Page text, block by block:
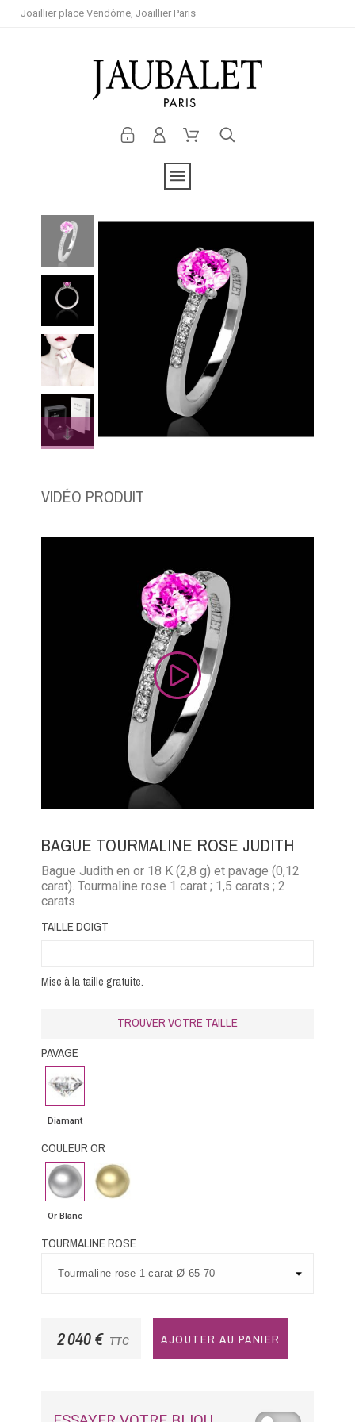
Joaillier place Vendôme, Joaillier Paris
VIDÉO PRODUIT
BAGUE TOURMALINE ROSE JUDITH
Bague Judith en or 18 K (2,8 g) et pavage (0,12
carat). Tourmaline rose 1 carat ; 1,5 carats ; 2
carats
TAILLE DOIGT
Mise à la taille gratuite.
TROUVER VOTRE TAILLE
PAVAGE
Diamant
Diamant
COULEUR OR
Or
Blanc
Or Blanc
Or
Jaune
TOURMALINE ROSE
2 040 € TTC AJOUTER AU PANIER